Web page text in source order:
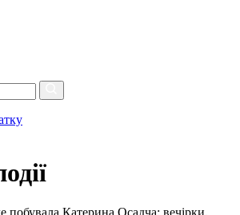
побувала Катерина Осадча: вечірки,